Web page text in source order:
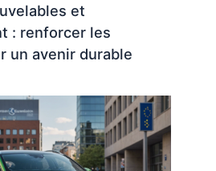
et
: renforcer les
un avenir durable